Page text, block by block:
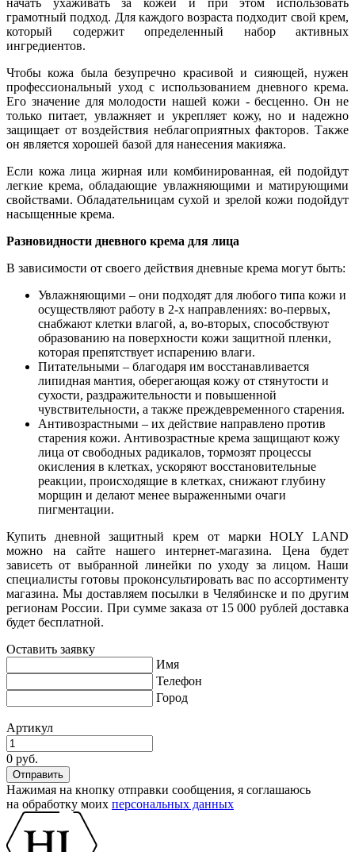
грамотный подход. Для каждого возраста подходит свой крем,
который содержит определенный набор активных
ингредиентов.
Чтобы кожа была безупречно красивой и сияющей, нужен
профессиональный уход с использованием дневного крема.
Его значение для молодости нашей кожи - бесценно. Он не
только питает, увлажняет и укрепляет кожу, но и надежно
защищает от воздействия неблагоприятных факторов. Также
он является хорошей базой для нанесения макияжа.
Если кожа лица жирная или комбинированная, ей подойдут
легкие крема, обладающие увлажняющими и матирующими
свойствами. Обладательницам сухой и зрелой кожи подойдут
насыщенные крема.
Разновидности дневного крема для лица
В зависимости от своего действия дневные крема могут быть:
Увлажняющими – они подходят для любого типа кожи и
осуществляют работу в 2-х направлениях: во-первых,
снабжают клетки влагой, а, во-вторых, способствуют
образованию на поверхности кожи защитной пленки,
которая препятствует испарению влаги.
Питательными – благодаря им восстанавливается
липидная мантия, оберегающая кожу от стянутости и
сухости, раздражительности и повышенной
чувствительности, а также преждевременного старения.
Антивозрастными – их действие направлено против
старения кожи. Антивозрастные крема защищают кожу
лица от свободных радикалов, тормозят процессы
окисления в клетках, ускоряют восстановительные
реакции, происходящие в клетках, снижают глубину
морщин и делают менее выраженными очаги
пигментации.
Купить дневной защитный крем от марки HOLY LAND
можно на сайте нашего интернет-магазина. Цена будет
зависеть от выбранной линейки по уходу за лицом. Наши
специалисты готовы проконсультировать вас по ассортименту
магазина. Мы доставляем посылки в Челябинске и по другим
регионам России. При сумме заказа от 15 000 рублей доставка
будет бесплатной.
Оставить заявку
Имя
Телефон
Город
Артикул
0 руб.
Нажимая на кнопку отправки сообщения, я соглашаюсь
на обработку моих персональных данных